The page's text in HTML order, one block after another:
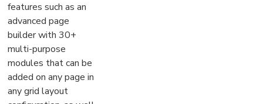
features such as an
advanced page
builder with 30+
multi-purpose
modules that can be
added on any page in
any grid layout